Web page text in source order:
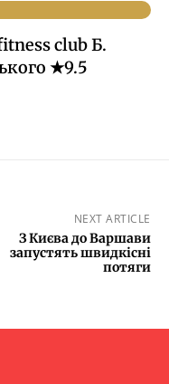
club Б.
★9.5
NEXT ARTICLE
З Києва до Варшави
запустять швидкісні
потяги